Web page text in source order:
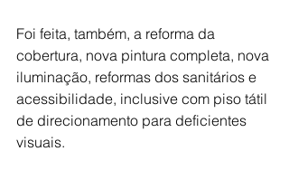
Foi feita, também, a reforma da
cobertura, nova pintura completa, nova
iluminação, reformas dos sanitários e
acessibilidade, inclusive com piso tátil
de direcionamento para deficientes
visuais.